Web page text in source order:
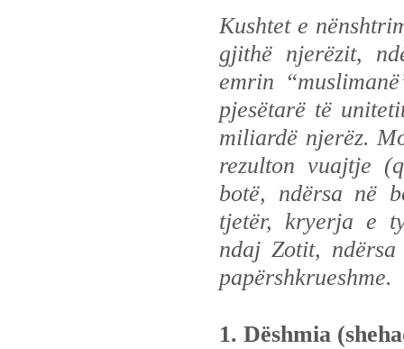
Kushtet e
gjithë njerëzit,
emrin
pjesëtarë të
miliardë njerëz.
rezulton vuajtje
botë, ndërsa në
tjetër, kryerja e
ndaj Zotit,
papërshkrueshme.
1. Dëshmia